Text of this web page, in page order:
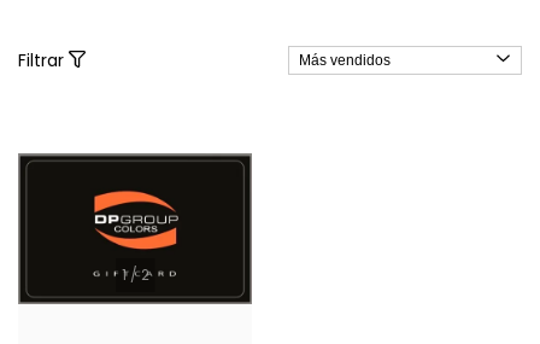
Filtrar
1/2